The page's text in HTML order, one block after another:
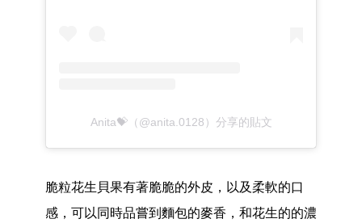
Anita💝（@anita.0128）分享的貼文
脆粒花生貝果有著脆脆的外皮，以及柔軟的口
感，可以同時品嘗到麵包的麥香，和花生的的濃